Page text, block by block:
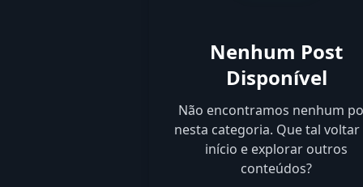
Nenhum Post
Disponível
Não encontramos nenhum
nesta categoria. Que tal voltar
início e explorar outros
conteúdos?